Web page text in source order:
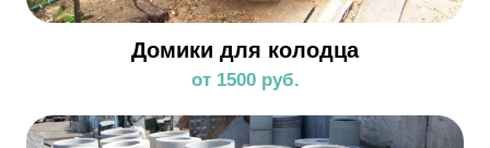
Домики для колодца
от 1500 руб.